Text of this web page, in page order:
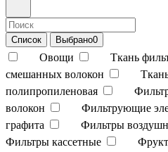
Список Выбрано0
Овощи
Ткань
смешанных волокон
полипропиленовая
волокон
Фильтрующие
графита
Фильтры
Фильтры кассетные